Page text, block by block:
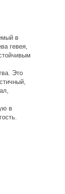
в
гевея,
Это
в